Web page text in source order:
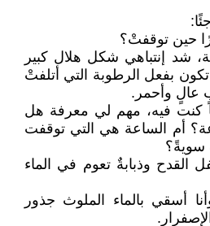
حين توقفتْ؟
شد إنتباهي شكل هلال كبير
بفعل الرطوبة التي أتلفتْ
عالٍ وأحمر.
كنت فيه، مهم لي معرفة هل
أم الساعة هي التي توقفت
سويةً؟
القدح وذبابةٌ تعوم في الماء
أسقي بالماء الملوث جذور